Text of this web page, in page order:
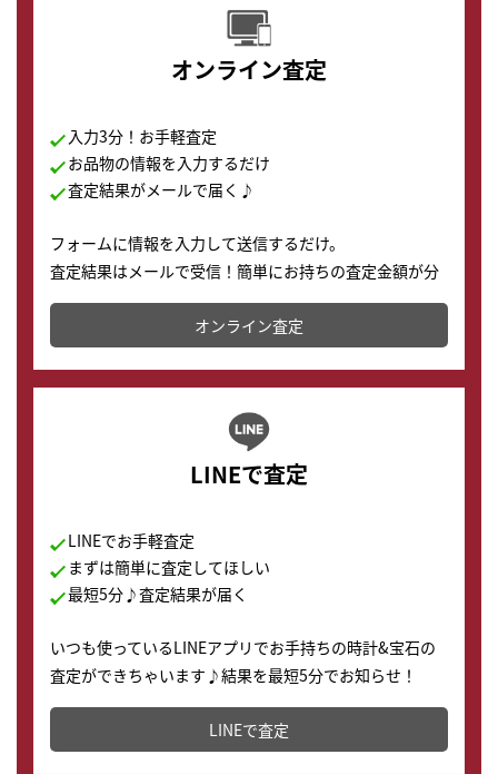
オンライン査定
入力3分！お手軽査定
お品物の情報を入力するだけ
査定結果がメールで届く♪
フォームに情報を入力して送信するだけ。
査定結果はメールで受信！簡単にお持ちの査定金額が分
かります。
オンライン査定
LINEで査定
LINEでお手軽査定
まずは簡単に査定してほしい
最短5分♪査定結果が届く
いつも使っているLINEアプリでお手持ちの時計&宝石の
査定ができちゃいます♪結果を最短5分でお知らせ！
どこからでもすぐに査定金額を知ることが出来ます。
LINEで査定